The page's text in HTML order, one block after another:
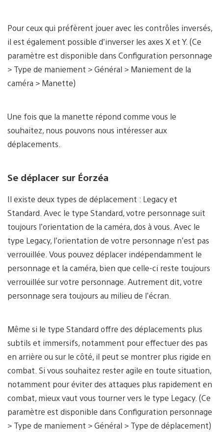
Pour ceux qui préfèrent jouer avec les contrôles inversés,
il est également possible d’inverser les axes X et Y. (Ce
paramètre est disponible dans Configuration personnage
> Type de maniement > Général > Maniement de la
caméra > Manette)
Une fois que la manette répond comme vous le
souhaitez, nous pouvons nous intéresser aux
déplacements.
Se déplacer sur Éorzéa
Il existe deux types de déplacement : Legacy et
Standard. Avec le type Standard, votre personnage suit
toujours l’orientation de la caméra, dos à vous. Avec le
type Legacy, l’orientation de votre personnage n’est pas
verrouillée. Vous pouvez déplacer indépendamment le
personnage et la caméra, bien que celle-ci reste toujours
verrouillée sur votre personnage. Autrement dit, votre
personnage sera toujours au milieu de l’écran.
Même si le type Standard offre des déplacements plus
subtils et immersifs, notamment pour effectuer des pas
en arrière ou sur le côté, il peut se montrer plus rigide en
combat. Si vous souhaitez rester agile en toute situation,
notamment pour éviter des attaques plus rapidement en
combat, mieux vaut vous tourner vers le type Legacy. (Ce
paramètre est disponible dans Configuration personnage
> Type de maniement > Général > Type de déplacement)